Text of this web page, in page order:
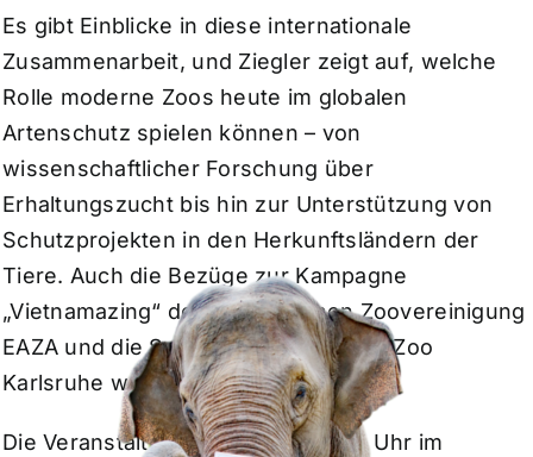
Es gibt Einblicke in diese internationale
Zusammenarbeit, und Ziegler zeigt auf, welche
Rolle moderne Zoos heute im globalen
Artenschutz spielen können – von
wissenschaftlicher Forschung über
Erhaltungszucht bis hin zur Unterstützung von
Schutzprojekten in den Herkunftsländern der
Tiere. Auch die Bezüge zur Kampagne
„Vietnamazing“ der Europäischen Zoovereinigung
EAZA und die Schnittpunkte mit dem Zoo
Karlsruhe werden beleuchtet.
Die Veranstaltung beginnt um 18.15 Uhr im